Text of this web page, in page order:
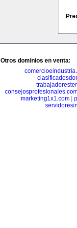
Otros dominios en venta:
marketing1x1.com|